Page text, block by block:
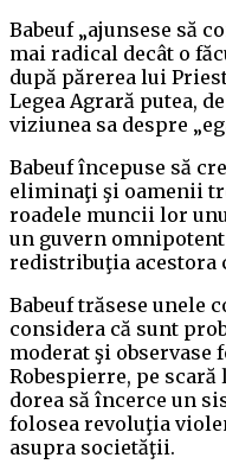
Babeuf „ajunsese să
mai radical decât o
după părerea lui
Legea Agrară putea,
viziunea sa despre
Babeuf începuse să
eliminaţi şi oamenii
roadele muncii lor
un guvern
redistribuţia acestora
Babeuf trăsese unele
considera că sunt
moderat şi observase
Robespierre, pe
dorea să încerce un
folosea revoluţia
asupra societăţii.